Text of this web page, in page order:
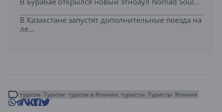
В Казахстане запустят дополнительные поезда на
ле...
туризм Туризм туризм в Японии туристы Туристы Япония